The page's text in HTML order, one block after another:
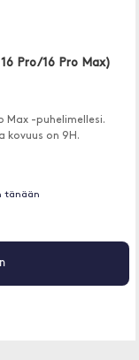
Pro/16 Pro Max)
Max -puhelimellesi.
on 9H.
tänään